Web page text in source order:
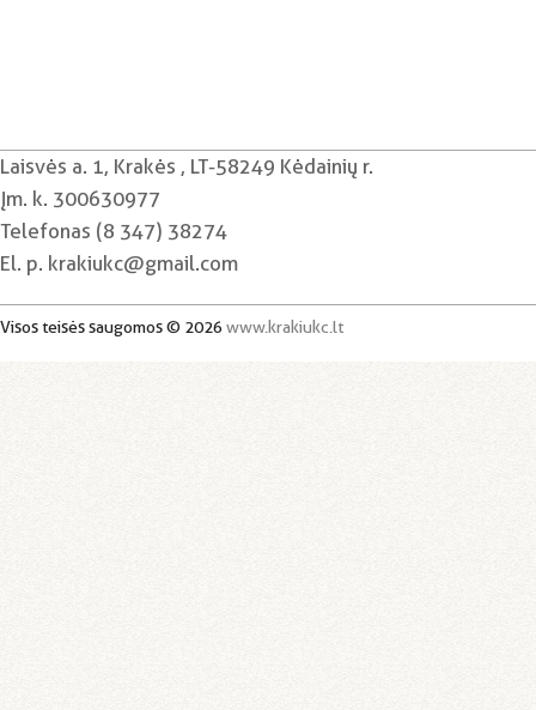
Laisvės a. 1, Krakės , LT-58249 Kėdainių r.
Įm. k. 300630977
Telefonas (8 347) 38274
El. p. krakiukc@gmail.com
Visos teisės saugomos © 2026 www.krakiukc.lt